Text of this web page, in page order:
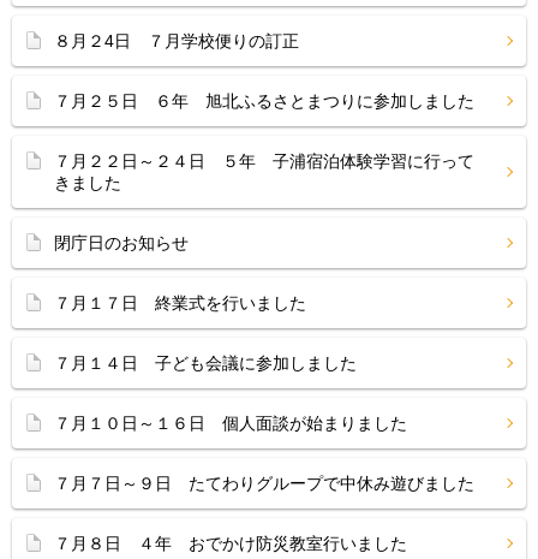
８月２4日 ７月学校便りの訂正
７月２５日 ６年 旭北ふるさとまつりに参加しました
７月２２日～２４日 ５年 子浦宿泊体験学習に行って
きました
閉庁日のお知らせ
７月１７日 終業式を行いました
７月１４日 子ども会議に参加しました
７月１０日～１６日 個人面談が始まりました
７月７日～９日 たてわりグループで中休み遊びました
７月８日 ４年 おでかけ防災教室行いました